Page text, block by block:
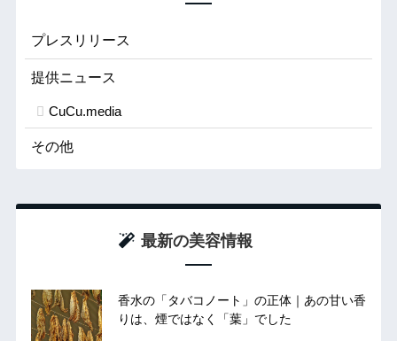
プレスリリース
提供ニュース
CuCu.media
その他
最新の美容情報
香水の「タバコノート」の正体｜あの甘い香
りは、煙ではなく「葉」でした